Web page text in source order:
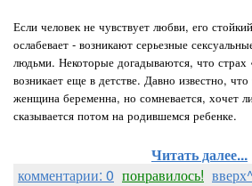
Если человек не чувствует любви, его
ослабевает - возникают серьезные
людьми. Некоторые догадываются, что страх
возникает еще в детстве. Давно известно,
женщина беременна, но сомневается, хочет
сказывается потом на родившемся ребенке.
Читать далее...
комментарии: 0 понравилось! вверх^